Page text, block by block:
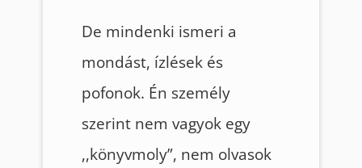
De mindenki ismeri a
mondást, ízlések és
pofonok. Én személy
szerint nem vagyok egy
,,könyvmoly”, nem olvasok